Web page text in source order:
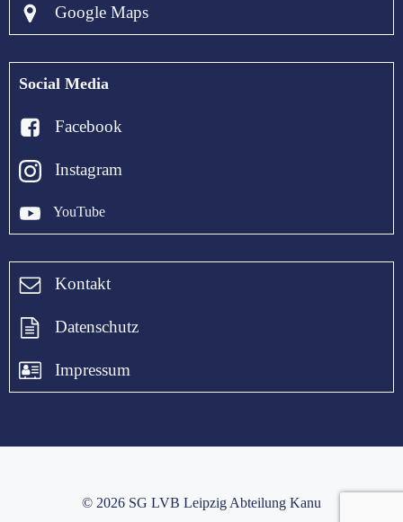
Google Maps
Social Media
Facebook
Instagram
YouTube
Kontakt
Datenschutz
Impressum
© 2026 SG LVB Leipzig Abteilung Kanu